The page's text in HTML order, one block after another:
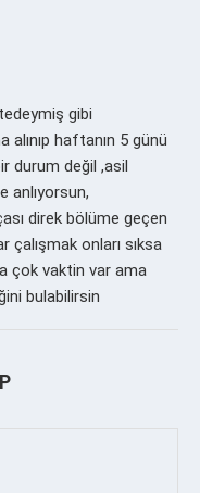
gibi
haftanın 5 günü
durum değil ,asil
anlıyorsun,
direk bölüme geçen
çalışmak onları sıksa
çok vaktin var ama
bulabilirsin